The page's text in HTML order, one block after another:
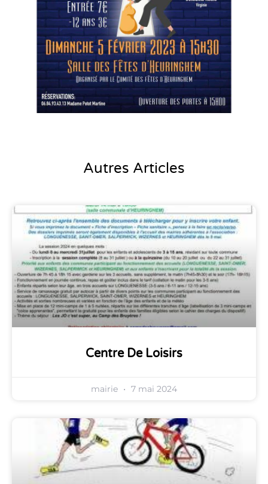
Autres Articles
Centre De Loisirs
mairie 7 mai 2024